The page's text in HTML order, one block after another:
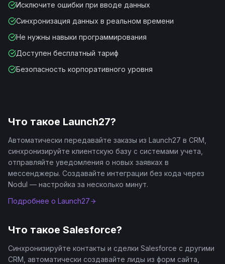
Исключите ошибки при вводе данных
Синхронизация данных в реальном времени
Не нужны навыки программирования
Доступен бесплатный тариф
Безопасность корпоративного уровня
Что такое Launch27?
Автоматически передавайте заказы из Launch27 в CRM,
синхронизируйте клиентскую базу с системами учета,
отправляйте уведомления о новых заявках в
мессенджеры. Создавайте интеграции без кода через
Nodul — настройка за несколько минут.
Подробнее о Launch27
Что такое Salesforce?
Синхронизируйте контакты и сделки Salesforce с другими
CRM, автоматически создавайте лиды из форм сайта,